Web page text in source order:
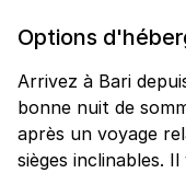
Options
Arrivez à Bari
bonne nuit de
après un voyage
sièges inclinables.